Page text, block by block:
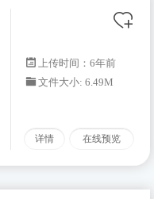
上传时间：6年前
文件大小: 6.49M
详情 在线预览